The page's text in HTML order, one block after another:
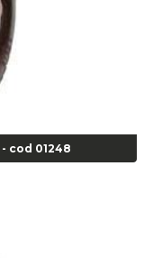
- Cod 02008
- Cod 03113
00517
01465
01466
cod 01248